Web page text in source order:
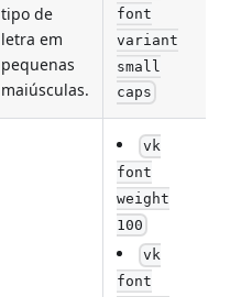
tipo de
letra em
pequenas
maiúsculas.
font
variant
small
caps
vk
font
weight
100
vk
font